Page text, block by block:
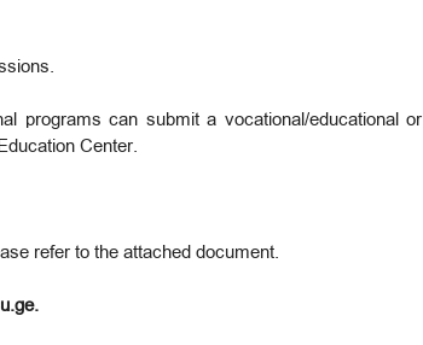
programs can submit a vocational/educational or
Center.
refer to the attached document.